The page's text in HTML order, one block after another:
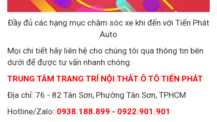
Đầy đủ các hạng mục chăm sóc xe khi đến với Tiến Phát
Auto
Mọi chi tiết hãy liên hệ cho chúng tôi qua thông tin bên
dưới để được tư vấn nhanh chóng:
TRUNG TÂM TRANG TRÍ NỘI THẤT Ô TÔ TIẾN PHÁT
Địa chỉ: 76 - 82 Tân Sơn, Phường Tân Sơn, TPHCM
Hotline/Zalo: 0938.188.899 - 0922.901.901